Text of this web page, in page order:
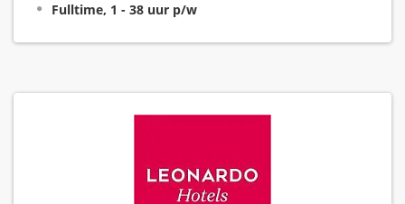
Fulltime, 1 - 38 uur p/w